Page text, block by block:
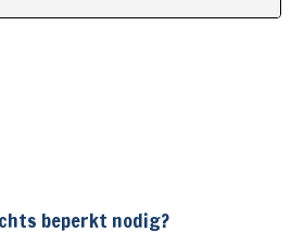
beperkt nodig?